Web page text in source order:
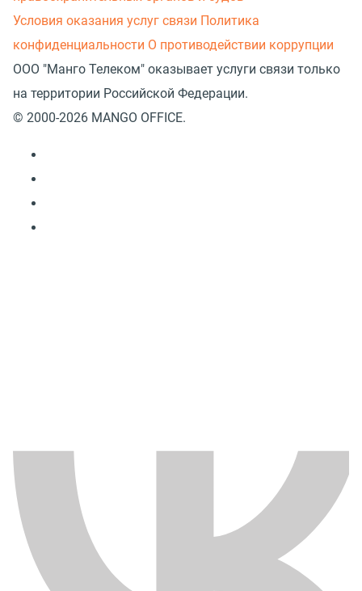
Условия оказания услуг связи Политика
конфиденциальности О противодействии коррупции
ООО "Манго Телеком" оказывает услуги связи только
на территории Российской Федерации.
© 2000-2026 MANGO OFFICE.